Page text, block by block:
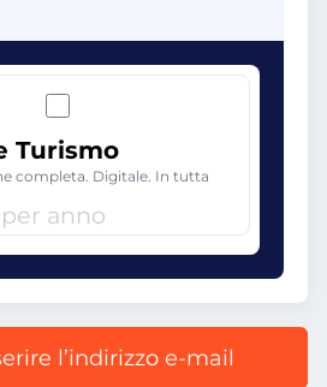
Turismo
completa. Digitale. In tutta
per anno
l’indirizzo e-mail